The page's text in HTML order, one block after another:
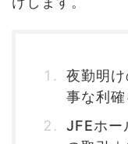
夜勤明
事な利
JFEホー